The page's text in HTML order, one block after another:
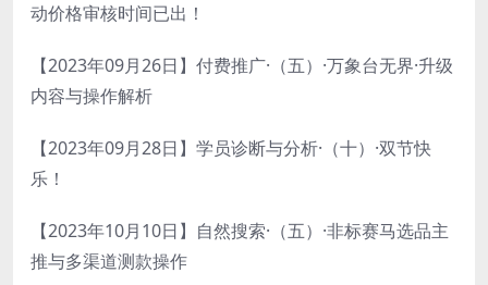
动价格审核时间已出！
【2023年09月26日】付费推广·（五）·万象台无界·升级
内容与操作解析
【2023年09月28日】学员诊断与分析·（十）·双节快
乐！
【2023年10月10日】自然搜索·（五）·非标赛马选品主
推与多渠道测款操作